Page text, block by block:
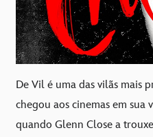
De Vil é uma das vilãs mais
chegou aos cinemas em sua
quando Glenn Close a